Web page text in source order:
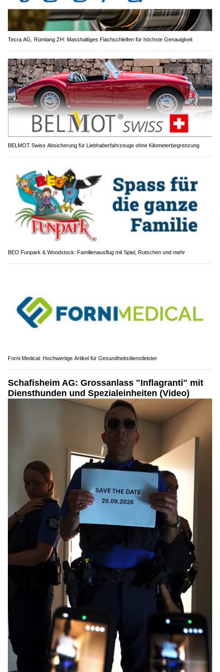
Tecra AG, Rümlang ZH: Masshaltiges Flachschleifen für höchste Genauigkeit
BELMOT Swiss Absicherung für Liebhaberfahrzeuge ohne Kilometerbegrenzung
BEO Funpark & Woodstock: Familienausflug mit Spiel, Rutschen und mehr
Forni Medical: Hochwertige Artikel für Gesundheitsdienstleister
Schafisheim AG: Grossanlass "Inflagranti" mit
Diensthunden und Spezialeinheiten (Video)